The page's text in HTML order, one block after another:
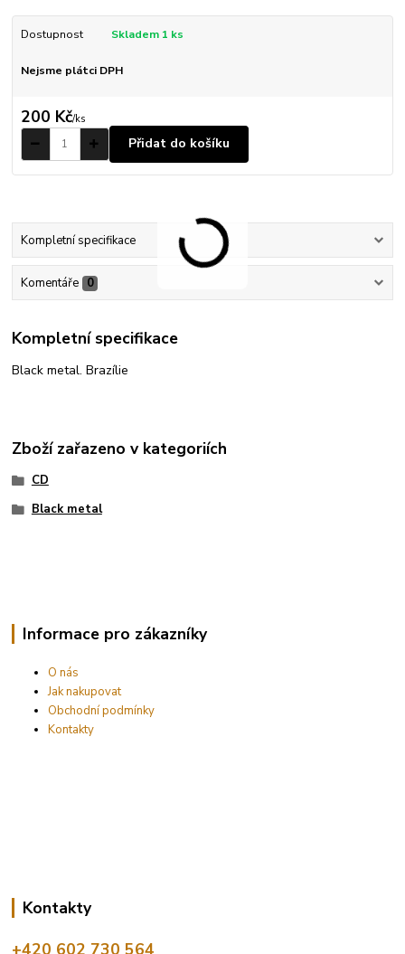
Dostupnost Skladem 1 ks
Nejsme plátci DPH
200 Kč/ks
Přidat do košíku
Kompletní specifikace
Komentáře 0
Kompletní specifikace
Black metal. Brazílie
Zboží zařazeno v kategoriích
CD
Black metal
Informace pro zákazníky
O nás
Jak nakupovat
Obchodní podmínky
Kontakty
Kontakty
+420 602 730 564